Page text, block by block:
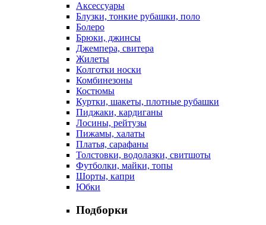
Аксессуары
Блузки, тонкие рубашки, поло
Болеро
Брюки, джинсы
Джемпера, свитера
Жилеты
Колготки носки
Комбинезоны
Костюмы
Куртки, шакеты, плотные рубашки
Пиджаки, кардиганы
Лосины, рейтузы
Пижамы, халаты
Платья, сарафаны
Толстовки, водолазки, свитшоты
Футболки, майки, топы
Шорты, капри
Юбки
Подборки